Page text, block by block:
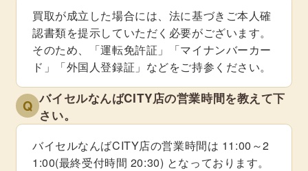
買取が成立した場合には、法に基づきご本人確
認書類を提示していただく必要がございます。
そのため、「運転免許証」「マイナンバーカー
ド」「外国人登録証」などをご持参ください。
Q バイセルなんばCITY店の営業時間を教えて下
さい。
バイセルなんばCITY店の営業時間は 11:00～2
1:00(最終受付時間 20:30) となっております。